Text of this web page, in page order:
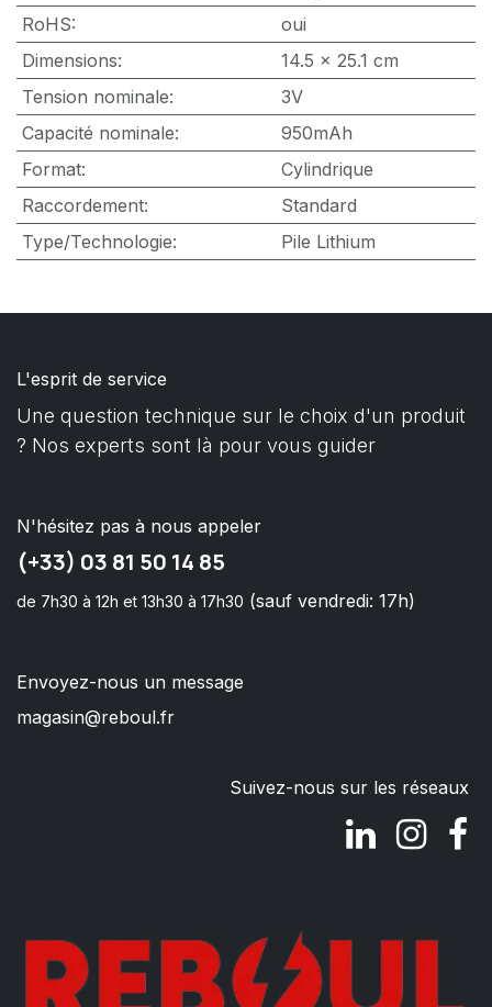
RoHS:
oui
Dimensions:
14.5 x 25.1 cm
Tension nominale:
3V
Capacité nominale:
950mAh
Format:
Cylindrique
Raccordement:
Standard
Type/Technologie: Pile Lithium
L'esprit de service
Une question technique sur le choix d'un produit
? Nos experts sont là pour vous guider
N'hésitez pas à nous appeler
(+33) 03 81 50 14 85
de 7h30 à 12h et 13h30 à 17h30 (sauf vendredi: 17h)
Envoyez-nous un message
magasin@reboul.fr
Suivez-nous sur les réseaux